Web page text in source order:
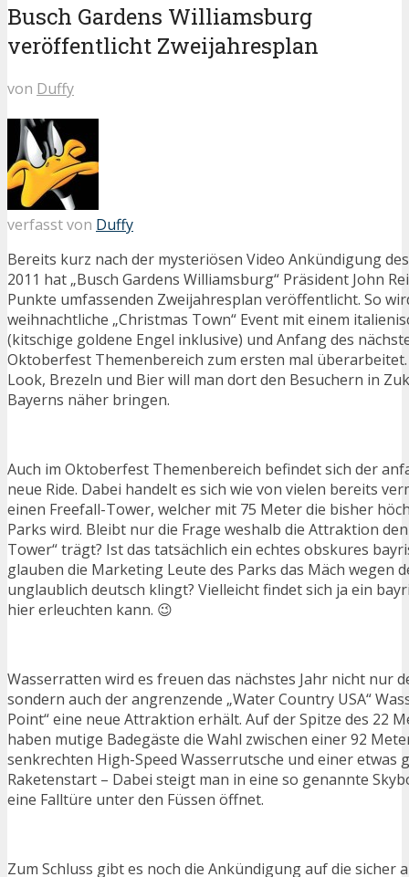
Busch Gardens Williamsburg
veröffentlicht Zweijahresplan
von Duffy
verfasst von Duffy
Bereits kurz nach der mysteriösen Video Ankündigung
2011 hat „Busch Gardens Williamsburg“ Präsident John
Punkte umfassenden Zweijahresplan veröffentlicht. So
weihnachtliche „Christmas Town“ Event mit einem
(kitschige goldene Engel inklusive) und Anfang des
Oktoberfest Themenbereich zum ersten mal
Look, Brezeln und Bier will man dort den Besuchern in
Bayerns näher bringen.
Auch im Oktoberfest Themenbereich befindet sich der
neue Ride. Dabei handelt es sich wie von vielen bereits
einen Freefall-Tower, welcher mit 75 Meter die bisher
Parks wird. Bleibt nur die Frage weshalb die Attraktion
Tower“ trägt? Ist das tatsächlich ein echtes obskures
glauben die Marketing Leute des Parks das Mäch wegen
unglaublich deutsch klingt? Vielleicht findet sich ja ein
hier erleuchten kann. 😉
Wasserratten wird es freuen das nächstes Jahr nicht nur
sondern auch der angrenzende „Water Country USA“
Point“ eine neue Attraktion erhält. Auf der Spitze des 22
haben mutige Badegäste die Wahl zwischen einer 92
senkrechten High-Speed Wasserrutsche und einer etwas
Raketenstart – Dabei steigt man in eine so genannte
eine Falltüre unter den Füssen öffnet.
Zum Schluss gibt es noch die Ankündigung auf die sicher